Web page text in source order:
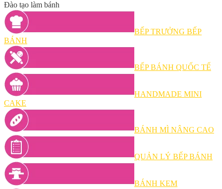
Đào tạo làm bánh
BẾP TRƯỞNG BẾP
BÁNH
BẾP BÁNH QUỐC TẾ
HANDMADE MINI
CAKE
BÁNH MÌ NÂNG CAO
QUẢN LÝ BẾP BÁNH
BÁNH KEM